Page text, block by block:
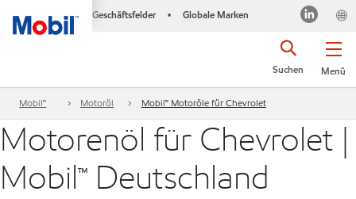
Geschäftsfelder • Globale Marken
Menü
Suchen
Mobil™ Motoröl Mobil™ Motoröle für Chevrolet
Motorenöl für Chevrolet |
Mobil™ Deutschland